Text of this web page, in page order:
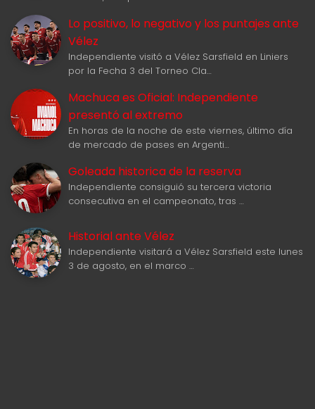
Lo positivo, lo negativo y los puntajes ante
Vélez
Independiente visitó a Vélez Sarsfield en Liniers
por la Fecha 3 del Torneo Cla…
Machuca es Oficial: Independiente
presentó al extremo
En horas de la noche de este viernes, último día
de mercado de pases en Argenti…
Goleada historica de la reserva
Independiente consiguió su tercera victoria
consecutiva en el campeonato, tras …
Historial ante Vélez
Independiente visitará a Vélez Sarsfield este lunes
3 de agosto, en el marco …